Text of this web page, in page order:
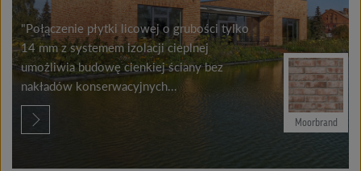
"Połączenie płytki licowej o grubości tylko
14 mm z systemem izolacji cieplnej
umożliwia budowę cienkiej ściany bez
nakładów konserwacyjnych...
Moorbrand